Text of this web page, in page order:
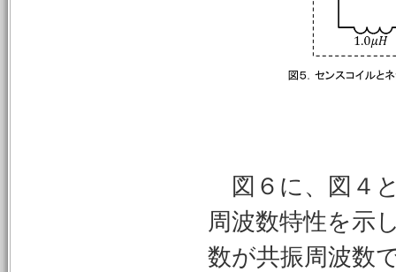
図６に、図４
周波数特性を示
数が共振周波数